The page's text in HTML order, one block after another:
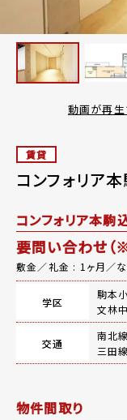
動画が再生
賃貸
コンフォリア
コンフォリア本
要問い合わせ（※
敷金／礼金 : 1ヶ月／
学区
駒本
文林
交通
南北
三田
物件間取り